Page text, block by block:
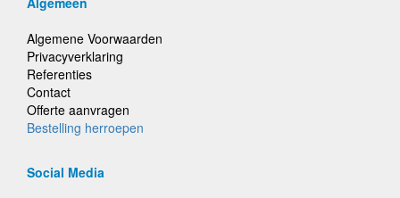
Algemene Voorwaarden
Privacyverklaring
Referenties
Contact
Offerte aanvragen
Bestelling herroepen
Social Media